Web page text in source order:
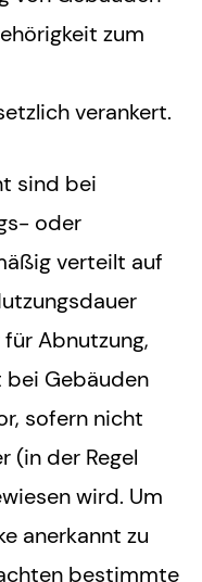
zum
verankert.
sind bei
oder
verteilt auf
Abnutzung,
bei Gebäuden
sofern nicht
(in der Regel
wird. Um
anerkannt zu
bestimmte